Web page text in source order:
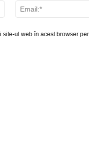
Nume:*
ul web în acest browser